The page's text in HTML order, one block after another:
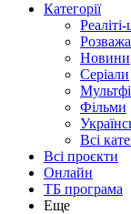
Категорії
Новини
Серіали
Фільми
Всі
Всі проєкти
Онлайн
ТБ програма
Еще